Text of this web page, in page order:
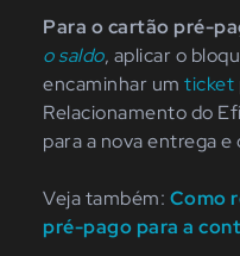
Para o cartão pré-
o saldo, aplicar o
encaminhar um ticket
Relacionamento do
para a nova entrega
Veja também: Como
pré-pago para a